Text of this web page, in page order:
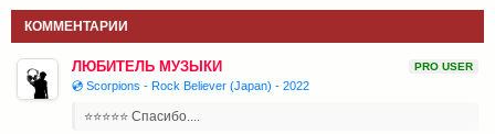
КОММЕНТАРИИ
ЛЮБИТЕЛЬ МУЗЫКИ PRO USER
💿 Scorpions - Rock Believer (Japan) - 2022
⭐⭐⭐⭐⭐ Спасибо....